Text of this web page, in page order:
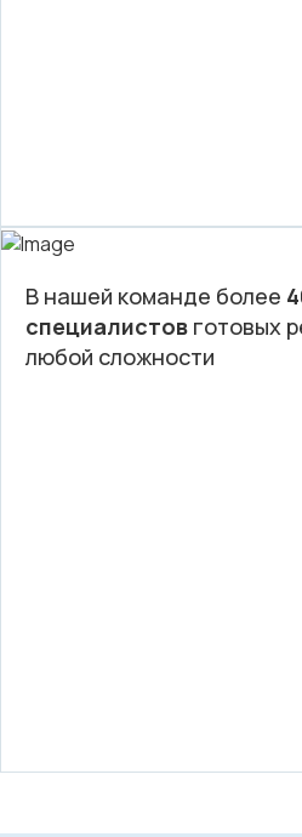
В нашей команде более
специалистов готовых
любой сложности